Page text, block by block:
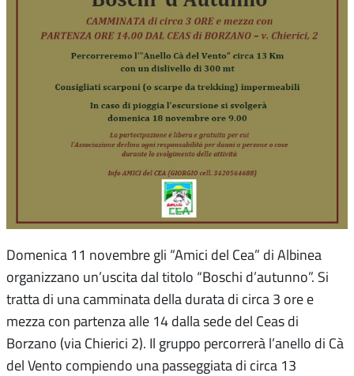
Domenica 11 novembre gli “Amici del Cea” di Albinea
organizzano un’uscita dal titolo “Boschi d’autunno”. Si
tratta di una camminata della durata di circa 3 ore e
mezza con partenza alle 14 dalla sede del Ceas di
Borzano (via Chierici 2). Il gruppo percorrerà l’anello di Cà
del Vento compiendo una passeggiata di circa 13